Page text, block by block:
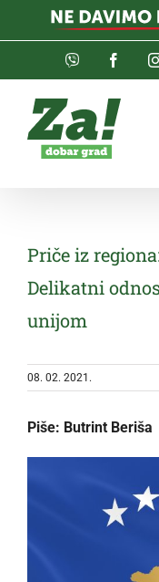
Viber
Priče iz
Delikatni
unijom
08. 02. 2021.
Piše: Butrint Beriša